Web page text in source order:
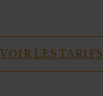
VOIR LES TARIFS